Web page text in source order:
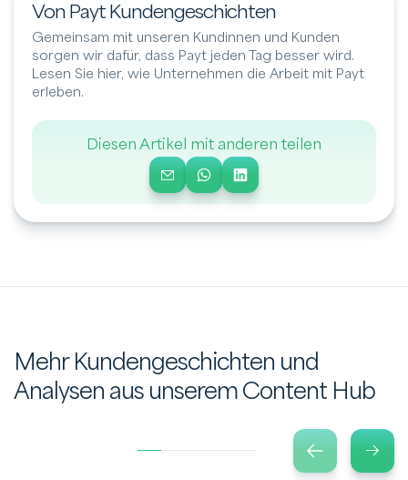
Von Payt Kundengeschichten
Gemeinsam mit unseren Kundinnen und Kunden
sorgen wir dafür, dass Payt jeden Tag besser wird.
Lesen Sie hier, wie Unternehmen die Arbeit mit Payt
erleben.
Diesen Artikel mit anderen teilen
Mehr Kundengeschichten und
Analysen aus unserem Content Hub